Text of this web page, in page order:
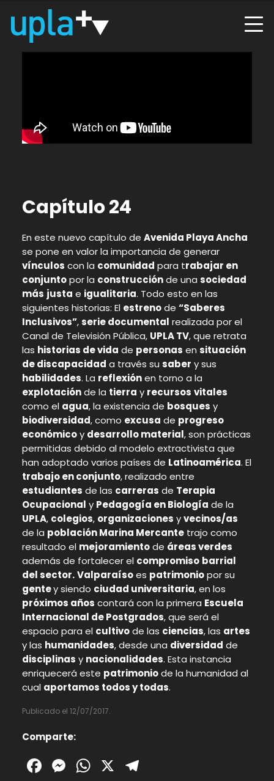
Capítulo 24
En este nuevo capítulo de Avenida Playa Ancha
se pone en valor la importancia de generar
vínculos con la comunidad para trabajar en
conjuntopor la construcciónde una sociedad
más justa e igualitaria. Todo esto en las
siguientes historias: El estrenode “Saberes
Inclusivos”,serie documental realizada por el
Canal de Televisión Pública, UPLA TV, que retrata
las historias de vida de personas en situación
de discapacidad a través su saber y sus
habilidades. La reflexiónen torno a la
explotaciónde la tierra y recursos vitales
como el agua, la existencia de bosques y
biodiversidad, como excusa de progreso
económicoy desarrollo material, son prácticas
permitidas debido al modelo extractivista que
han adoptado varios países de Latinoamérica. El
trabajo en conjunto, realizado entre
estudiantes de las carreras de Terapia
Ocupacional y Pedagogía en Biología de la
UPLA, colegios, organizaciones yvecinos/as
de la población Marina Mercantetrajo como
resultado el mejoramientode áreas verdes
además de fortalecer el compromiso barrial
del sector.Valparaísoes patrimoniopor su
gentey siendo ciudad universitaria, en los
próximos años contará con la primera Escuela
Internacional de Postgrados, que será el
espacio para el cultivode las ciencias, las artes
y las humanidades, desde una diversidad de
disciplinas y nacionalidades. Esta instancia
enriquecerá este patrimoniode la humanidad al
cual aportamos todos y todas.
Publicado el 12/07/2017.
Comparte:
Facebook
Messenger
WhatsApp
X